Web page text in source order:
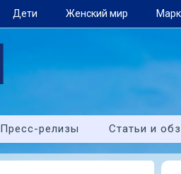
Дети Женский мир
Пресс-релизы Статьи и